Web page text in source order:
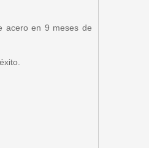
acero en 9 meses de